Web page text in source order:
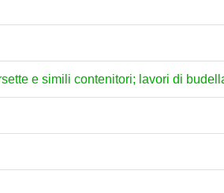
e simili contenitori; lavori di